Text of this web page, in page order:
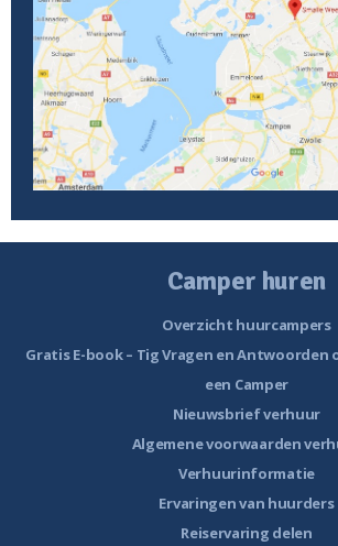
Camper huren
Overzicht huurcampers
Gratis E-book – Tig Vragen en Antwoorden
een Camper
Nieuwsbrief verhuur
Algemene voorwaarden
Verhuurinformatie
Ervaringen van huurders
Reiservaring delen